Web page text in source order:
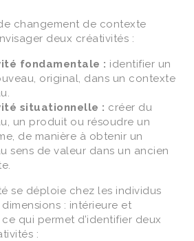
changement de contexte
deux créativités :
fondamentale : identifier un
original, dans un contexte
situationnelle : créer du
un produit ou résoudre un
de manière à obtenir un
sens de valeur dans un ancien
se déploie chez les individus
: intérieure et
qui permet d’identifier deux
: